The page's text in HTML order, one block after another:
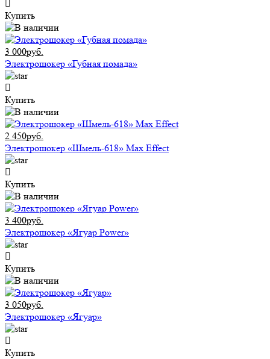
Купить
3 000руб.
Электрошокер «Губная помада»
Купить
2 450руб.
Электрошокер «Шмель-618» Max Effect
Купить
3 400руб.
Электрошокер «Ягуар Power»
Купить
3 050руб.
Электрошокер «Ягуар»
Купить